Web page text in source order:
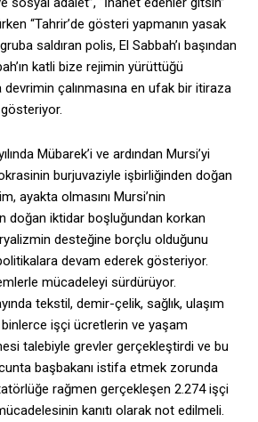
“Tahrir’de gösteri yapmanın yasak
saldıran polis, El Sabbah’ı başından
katli bize rejimin yürüttüğü
çalınmasına en ufak bir itiraza
Mübarek’i ve ardından Mursi’yi
burjuvaziyle işbirliğinden doğan
ayakta olmasını Mursi’nin
doğan iktidar boşluğundan korkan
desteğine borçlu olduğunu
devam ederek gösteriyor.
mücadeleyi sürdürüyor.
tekstil, demir-çelik, sağlık, ulaşım
işçi ücretlerin ve yaşam
talebiyle grevler gerçekleştirdi ve bu
başbakanı istifa etmek zorunda
rağmen gerçekleşen 2.274 işçi
kanıtı olarak not edilmeli.